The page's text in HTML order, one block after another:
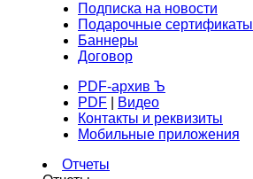
Подписка на новости
Подарочные сертификаты
Баннеры
Договор
PDF-архив Ъ
PDF
Видео
Контакты и реквизиты
Мобильные приложения
Отчеты